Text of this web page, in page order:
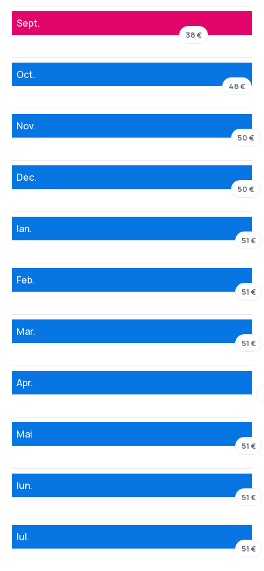
Sept.
38 €
Oct.
48 €
Nov.
50 €
Dec.
50 €
Ian.
51 €
Feb.
51 €
Mar.
51 €
Apr.
Mai
51 €
Iun.
51 €
Iul.
51 €